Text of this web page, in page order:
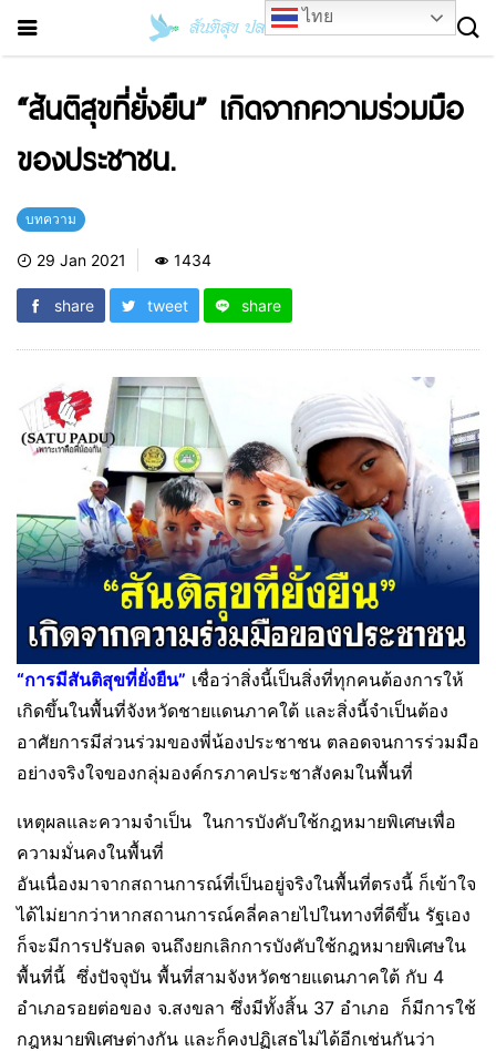
“สันติสุขที่ยั่งยืน” เกิดจากความร่วมมือ
ของประชาชน.
บทความ
29 Jan 2021 1434
share tweet share
“การมีสันติสุขที่ยั่งยืน” เชื่อว่าสิ่งนี้เป็นสิ่งที่ทุกคนต้องการให้
เกิดขึ้นในพื้นที่จังหวัดชายแดนภาคใต้ และสิ่งนี้จำเป็นต้อง
อาศัยการมีส่วนร่วมของพี่น้องประชาชน ตลอดจนการร่วมมือ
อย่างจริงใจของกลุ่มองค์กรภาคประชาสังคมในพื้นที่
เหตุผลและความจำเป็น ในการบังคับใช้กฎหมายพิเศษเพื่อ
ความมั่นคงในพื้นที่
อันเนื่องมาจากสถานการณ์ที่เป็นอยู่จริงในพื้นที่ตรงนี้ ก็เข้าใจ
ได้ไม่ยากว่าหากสถานการณ์คลี่คลายไปในทางที่ดีขึ้น รัฐเอง
ก็จะมีการปรับลด จนถึงยกเลิกการบังคับใช้กฎหมายพิเศษใน
พื้นที่นี้ ซึ่งปัจจุบัน พื้นที่สามจังหวัดชายแดนภาคใต้ กับ 4
อำเภอรอยต่อของ จ.สงขลา ซึ่งมีทั้งสิ้น 37 อำเภอ ก็มีการใช้
กฎหมายพิเศษต่างกัน และก็คงปฏิเสธไม่ได้อีกเช่นกันว่า
ไทย